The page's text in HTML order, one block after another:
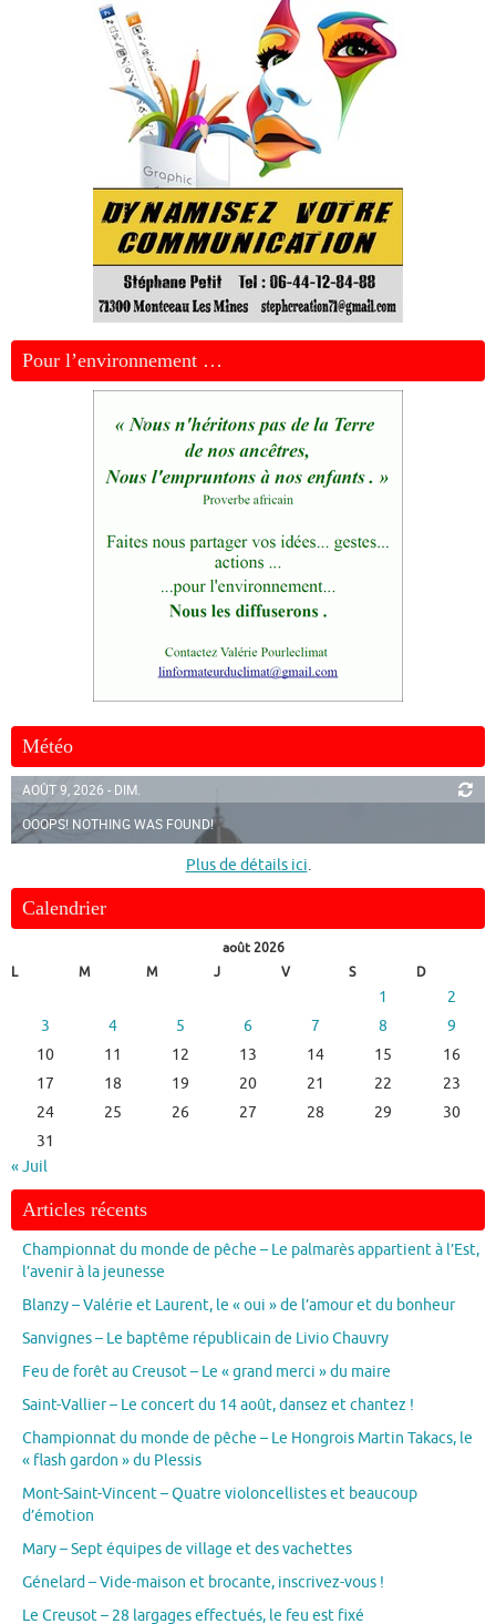
Pour l’environnement …
Météo
AOÛT 9, 2026 - DIM.
OOOPS! NOTHING WAS FOUND!
Plus de détails ici.
Calendrier
août 2026
L
M M J V S D
1
2
3
4 5 6 7 8
9
10
11 12 13 14 15
16
17
18 19 20 21 22
23
24
25 26 27 28 29
30
31
« Juil
Articles récents
Championnat du monde de pêche – Le palmarès appartient à l’Est,
l’avenir à la jeunesse
Blanzy – Valérie et Laurent, le « oui » de l’amour et du bonheur
Sanvignes – Le baptême républicain de Livio Chauvry
Feu de forêt au Creusot – Le « grand merci » du maire
Saint-Vallier – Le concert du 14 août, dansez et chantez !
Championnat du monde de pêche – Le Hongrois Martin Takacs, le
« flash gardon » du Plessis
Mont-Saint-Vincent – Quatre violoncellistes et beaucoup
d’émotion
Mary – Sept équipes de village et des vachettes
Génelard – Vide-maison et brocante, inscrivez-vous !
Le Creusot – 28 largages effectués, le feu est fixé